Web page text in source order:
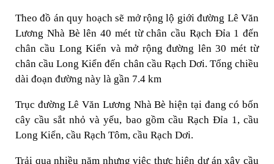
Theo đồ án quy hoạch sẽ mở rộng lộ giới đường Lê Văn
Lương Nhà Bè lên 40 mét từ chân cầu Rạch Đỉa 1 đến
chân cầu Long Kiển và mở rộng đường lên 30 mét từ
chân cầu Long Kiển đến chân cầu Rạch Dơi. Tổng chiều
dài đoạn đường này là gần 7.4 km
Trục đường Lê Văn Lương Nhà Bè hiện tại đang có bốn
cây cầu sắt nhỏ và yếu, bao gồm cầu Rạch Đỉa 1, cầu
Long Kiển, cầu Rạch Tôm, cầu Rạch Dơi.
Trải qua nhiều năm nhưng việc thực hiện dự án xây cầu